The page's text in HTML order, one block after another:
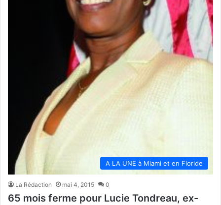
A LA UNE à Miami et en Floride
La Rédaction mai 4, 2015 0
65 mois ferme pour Lucie Tondreau, ex-